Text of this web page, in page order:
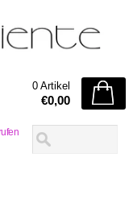
0 Artikel
€0,00